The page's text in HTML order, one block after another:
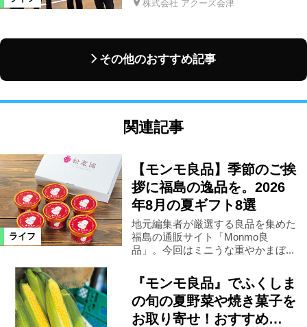
株式会社 アクーズ会津
その他のおすすめ記事
関連記事
ライフ
【モンモ良品】季節のご挨
拶に福島の逸品を。2026
年8月の夏ギフト8選
地元編集者が厳選する良品を集めた
福島の通販サイト「Monmo良
品」。今回はミニうな重やかまぼ...
『モンモ良品』でふくしま
の旬の夏野菜や焼き菓子を
お取り寄せ！おすすめ…